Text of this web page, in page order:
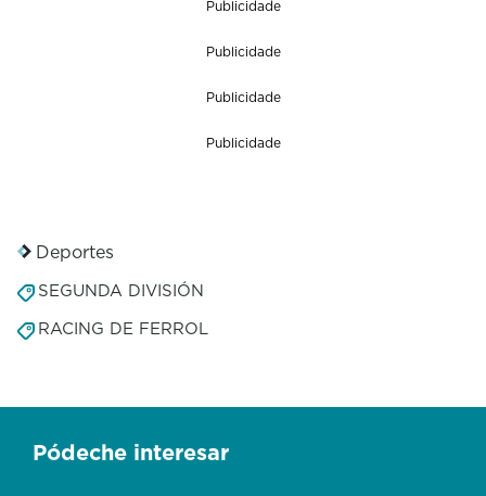
Publicidade
Publicidade
Publicidade
Publicidade
Deportes
SEGUNDA DIVISIÓN
RACING DE FERROL
Pódeche interesar